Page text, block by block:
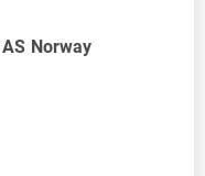
Norway